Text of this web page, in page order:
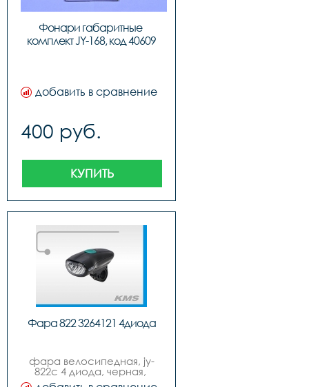
Фонари габаритные
комплект JY-168, код 40609
добавить в сравнение
400 руб.
КУПИТЬ
Фара 822 3264121 4диода
фара велосипедная, jy-
822с 4 диода, черная,
упаковка блистер, бренд